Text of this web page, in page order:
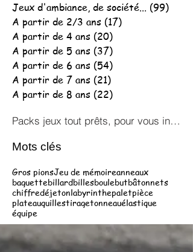
Jeux d'ambiance, de société... (99)
A partir de 2/3 ans (17)
A partir de 4 ans (20)
A partir de 5 ans (37)
A partir de 6 ans (54)
A partir de 7 ans (21)
A partir de 8 ans (22)
Packs jeux tout prêts, pour vous inspirer !
Mots clés
Gros pionsJeu de mémoireanneaux
baguettebillardbillesboulebutbâtonnets
chiffredéjetonlabyrinthepaletpièce
plateauquillestiragetonneauélastique
équipe